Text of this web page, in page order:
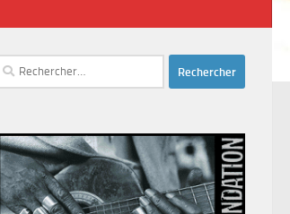
Rechercher :